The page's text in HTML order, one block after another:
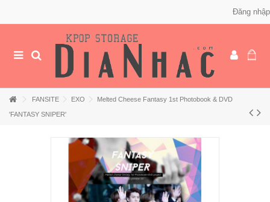
Đăng nhập
FANSITE EXO Melted Cheese Fantasy 1st Photobook & DVD
'FANTASY SNIPER'